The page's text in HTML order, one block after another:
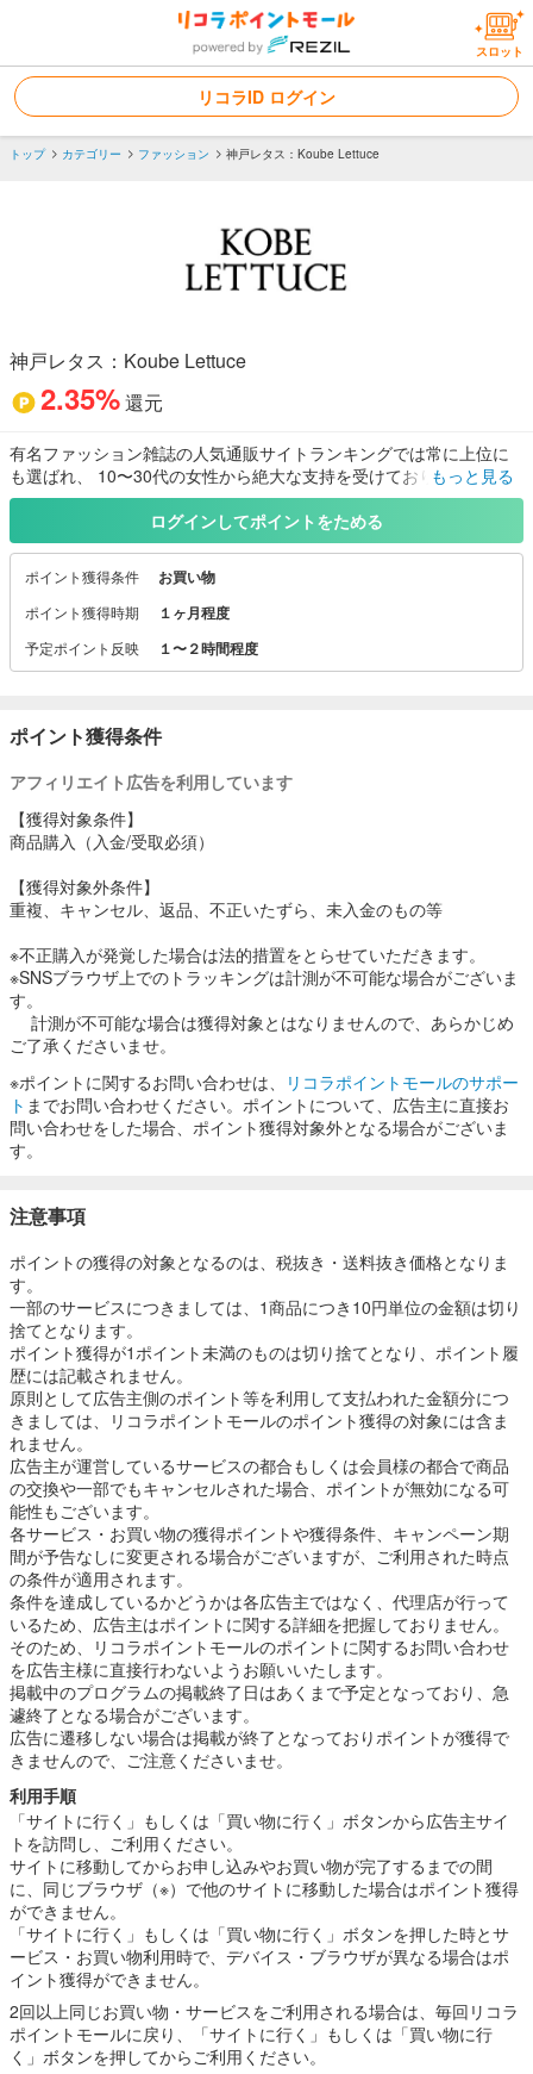
スロット
リコラID ログイン
トップ カテゴリー ファッション 神戸レタス：Koube Lettuce
神戸レタス：Koube Lettuce
2.35%還元
有名ファッション雑誌の人気通販サイトランキングでは常に上位に
も選ばれ、 10〜30代の女性から絶大な支持を受けております。
また意外にも４０代の女性にも着回せるファッションもあります。
ぜひ一度ご覧下さい。
JJモデル、Scawaiiモデル、arモデル、Rayモデルが活躍しておりま
す!!
2015年3月
モバイルコマース大賞総合準グランプリ
ポンパレモール年間ベストショップグランプリ受賞 他
モバイルコマース大賞総合グランプリ
Yahoo!年間ベストストア
楽天ショップ オブ ジ エリア受賞 他
2013年3月
モバイルコマース大賞総合準グランプリ受賞 他
2012年
モバイルコマース大賞 準グランプリ受賞 他
2011年
楽天市場 ショップオブ・ジ・エリア受賞 他
2010年
モバイルコマース大賞 グランプリ受賞
Yahoo!!ショッピング 2月月間ベストストア 他
2008年
ポケットビッダーズ ７月特別賞店舗
ベストECショップ大賞2008bidders賞 他
【取り扱いメディア】 nonno JELLY BLENDA SEDAなど各女性
雑誌で話題！雑誌モデルや有名モデルの紹介も多数有！
浴衣 高見え デート
もっと見る
ログインしてポイントをためる
ポイント獲得条件 お買い物
ポイント獲得時期 １ヶ月程度
予定ポイント反映 １〜２時間程度
ポイント獲得条件
アフィリエイト広告を利用しています
【獲得対象条件】
商品購入（入金/受取必須）
【獲得対象外条件】
重複、キャンセル、返品、不正いたずら、未入金のもの等
※不正購入が発覚した場合は法的措置をとらせていただきます。
※SNSブラウザ上でのトラッキングは計測が不可能な場合がございま
す。
計測が不可能な場合は獲得対象とはなりませんので、あらかじめ
ご了承くださいませ。
※ポイントに関するお問い合わせは、
リコラポイントモールのサポー
ト までお問い合わせください。ポイントについて、広告主に直接お
問い合わせをした場合、ポイント獲得対象外となる場合がございま
す。
注意事項
ポイントの獲得の対象となるのは、税抜き・送料抜き価格となりま
す。
一部のサービスにつきましては、1商品につき10円単位の金額は切り
捨てとなります。
ポイント獲得が1ポイント未満のものは切り捨てとなり、ポイント履
歴には記載されません。
原則として広告主側のポイント等を利用して支払われた金額分につ
きましては、リコラポイントモールのポイント獲得の対象には含ま
れません。
広告主が運営しているサービスの都合もしくは会員様の都合で商品
の交換や一部でもキャンセルされた場合、ポイントが無効になる可
能性もございます。
各サービス・お買い物の獲得ポイントや獲得条件、キャンペーン期
間が予告なしに変更される場合がございますが、ご利用された時点
の条件が適用されます。
条件を達成しているかどうかは各広告主ではなく、代理店が行って
いるため、広告主はポイントに関する詳細を把握しておりません。
そのため、リコラポイントモールのポイントに関するお問い合わせ
を広告主様に直接行わないようお願いいたします。
掲載中のプログラムの掲載終了日はあくまで予定となっており、急
遽終了となる場合がございます。
広告に遷移しない場合は掲載が終了となっておりポイントが獲得で
きませんので、ご注意くださいませ。
利用手順
「サイトに行く」もしくは「買い物に行く」ボタンから広告主サイ
トを訪問し、ご利用ください。
サイトに移動してからお申し込みやお買い物が完了するまでの間
に、同じブラウザ（※）で他のサイトに移動した場合はポイント獲得
ができません。
「サイトに行く」もしくは「買い物に行く」ボタンを押した時とサ
ービス・お買い物利用時で、デバイス・ブラウザが異なる場合はポ
イント獲得ができません。
2回以上同じお買い物・サービスをご利用される場合は、毎回リコラ
ポイントモールに戻り、「サイトに行く」もしくは「買い物に行
く」ボタンを押してからご利用ください。